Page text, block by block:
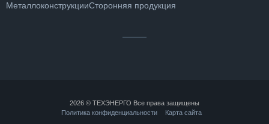
МеталлоконструкцииСторонняя продукция
2026 © ТЕХЭНЕРГО Все права защищены
Политика конфиденциальности
Карта сайта